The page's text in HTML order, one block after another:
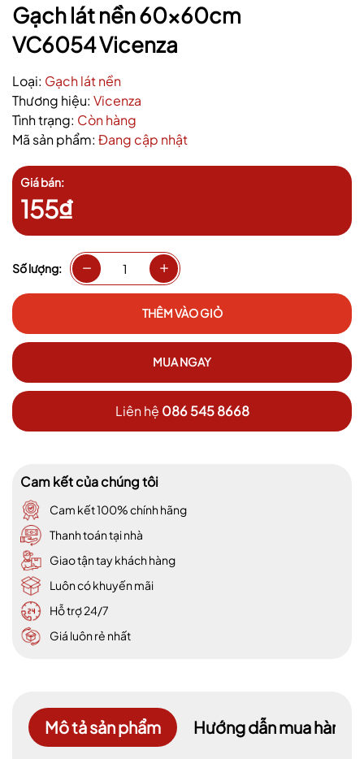
Gạch lát nền 60x60cm
VC6054 Vicenza
Loại: Gạch lát nền
Thương hiệu: Vicenza
Tình trạng: Còn hàng
Mã sản phẩm: Đang cập nhật
Giá bán:
155₫
Số lượng:
THÊM VÀO GIỎ
MUA NGAY
Liên hệ 086 545 8668
Cam kết của chúng tôi
Cam kết 100% chính hãng
Thanh toán tại nhà
Giao tận tay khách hàng
Luôn có khuyến mãi
Hỗ trợ 24/7
Giá luôn rẻ nhất
Mô tả sản phẩm Hướng dẫn mua hàng